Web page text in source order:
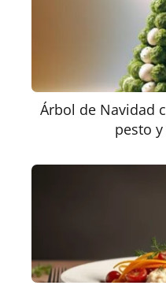
Árbol de Navidad
pesto